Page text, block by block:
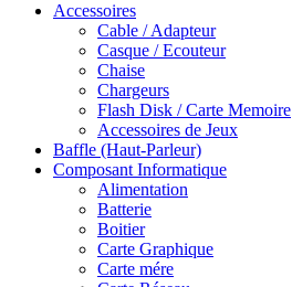
Accessoires
Cable / Adapteur
Casque / Ecouteur
Chaise
Chargeurs
Flash Disk / Carte Memoire
Accessoires de Jeux
Baffle (Haut-Parleur)
Composant Informatique
Alimentation
Batterie
Boitier
Carte Graphique
Carte mére